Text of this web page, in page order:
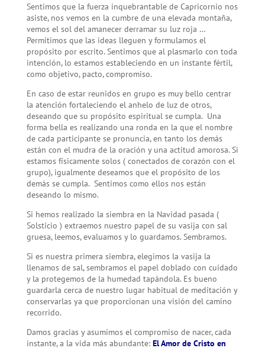
Sentimos que la fuerza inquebrantable de Capricornio nos
asiste, nos vemos en la cumbre de una elevada montaña,
vemos el sol del amanecer derramar su luz roja …
Permitimos que las ideas lleguen y formulamos el
propósito por escrito. Sentimos que al plasmarlo con toda
intención, lo estamos estableciendo en un instante fértil,
como objetivo, pacto, compromiso.
En caso de estar reunidos en grupo es muy bello centrar
la atención fortaleciendo el anhelo de luz de otros,
deseando que su propósito espiritual se cumpla. Una
forma bella es realizando una ronda en la que el nombre
de cada participante se pronuncia, en tanto los demás
están con el mudra de la oración y una actitud amorosa. Si
estamos físicamente solos ( conectados de corazón con el
grupo), igualmente deseamos que el propósito de los
demás se cumpla. Sentimos como ellos nos están
deseando lo mismo.
Si hemos realizado la siembra en la Navidad pasada (
Solsticio ) extraemos nuestro papel de su vasija con sal
gruesa, leemos, evaluamos y lo guardamos. Sembramos.
Si es nuestra primera siembra, elegimos la vasija la
llenamos de sal, sembramos el papel doblado con cuidado
y la protegemos de la humedad tapándola. Es bueno
guardarla cerca de nuestro lugar habitual de meditación y
conservarlas ya que proporcionan una visión del camino
recorrido.
Damos gracias y asumimos el compromiso de nacer, cada
instante, a la vida más abundante:El Amor de Cristo en